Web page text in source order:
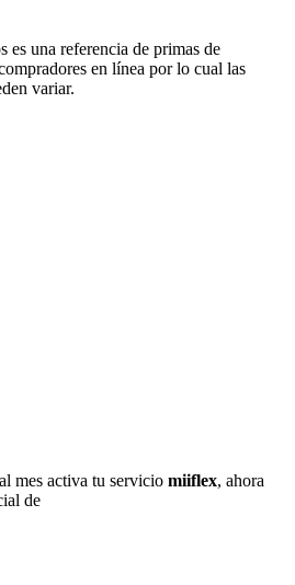
es una referencia de primas de
en línea por lo cual las
variar.
mes activa tu servicio miiflex, ahora
de